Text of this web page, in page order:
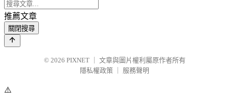
推薦文章
關閉搜尋
© 2026 PIXNET
文章與圖片權利屬原作者所有
隱私權政策
服務聲明
⚠️